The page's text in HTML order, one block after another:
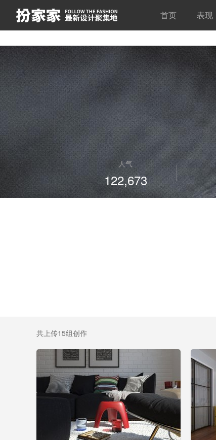
首页 表现
人气
122,673
共上传15组创作